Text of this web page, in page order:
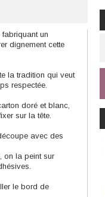
un
dignement cette
la tradition qui veut
respectée.
doré et blanc,
sur la tête.
avec des
on la peint sur
le bord de